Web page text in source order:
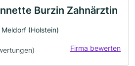
Burzin Zahnärztin
(Holstein)
Firma bewerten